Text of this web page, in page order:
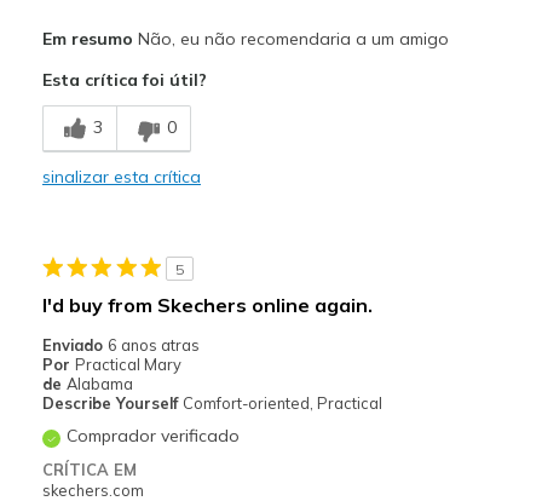
Contras
Narrow / Tight
Poor Cushioning
Walking
Width
Feels too narrow
Sizing
Em resumo Não, eu não recomendaria a um amigo
Esta crítica foi útil?
3 0
sinalizar esta crítica
5
I'd buy from Skechers online again.
Enviado 6 anos atras
Por Practical Mary
de Alabama
Describe Yourself Comfort-oriented, Practical
Comprador verificado
CRÍTICA EM
skechers.com